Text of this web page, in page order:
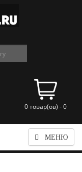
0 товар(ов) - 0
МЕНЮ